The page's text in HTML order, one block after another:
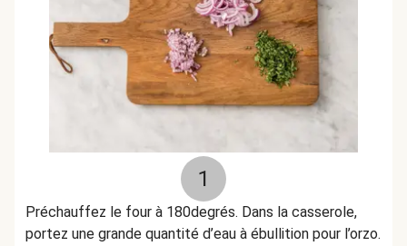
1
Préchauffez le four à 180degrés. Dans la casserole,
portez une grande quantité d’eau à ébullition pour l’orzo.